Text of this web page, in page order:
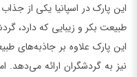
این پارک در اسپانیا یکی از
طبیعت بکر و زیبایی که دارد،
این پارک علاوه بر جاذبه‌های
نیز به گردشگران ارائه می‌دهد.